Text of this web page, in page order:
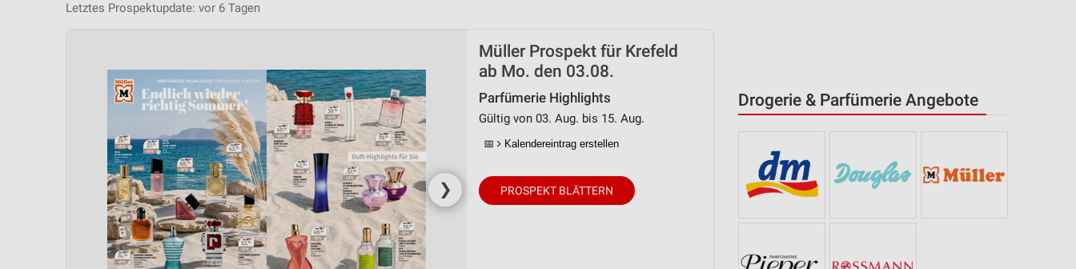
Drogerie & Parfümerie Angebote
Letztes Prospektupdate: vor 6 Tagen
❯
Müller Prospekt für Krefeld
ab Mo. den 03.08.
Parfümerie Highlights
Gültig von 03. Aug. bis 15. Aug.
📅 Kalendereintrag erstellen
PROSPEKT BLÄTTERN